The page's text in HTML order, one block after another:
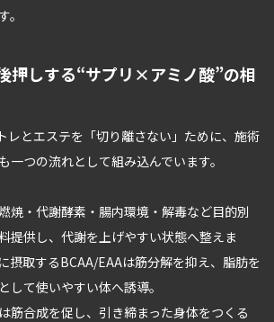
押しする“サプリ×アミノ酸”の相
レとエステを「切り離さない」ために、施術
一つの流れとして組み込んでいます。
焼・代謝酵素・腸内環境・解毒など目的別
提供し、代謝を上げやすい状態へ整えま
摂取するBCAA/EAAは筋分解を抑え、脂肪を
して使いやすい体へ誘導。
筋合成を促し、引き締まった身体をつくる